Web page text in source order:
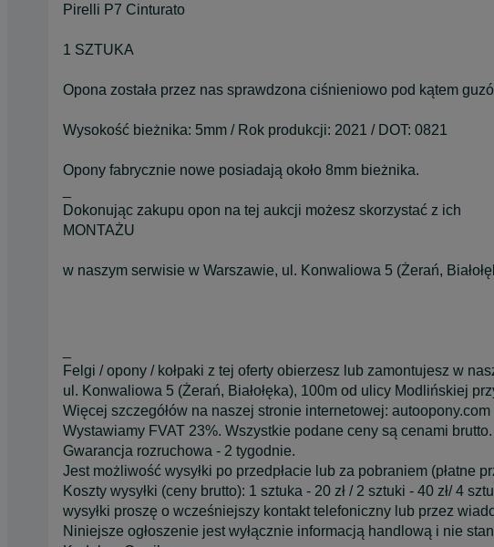
Pirelli P7 Cinturato
1 SZTUKA
Opona została przez nas sprawdzona ciśnieniowo pod kątem
Wysokość bieżnika: 5mm / Rok produkcji: 2021 / DOT: 0821
Opony fabrycznie nowe posiadają około 8mm bieżnika.
Dokonując zakupu opon na tej aukcji możesz skorzystać z ich
MONTAŻU
w naszym serwisie w Warszawie, ul. Konwaliowa 5 (Żerań,
Felgi / opony / kołpaki z tej oferty obierzesz lub zamontujesz w
ul. Konwaliowa 5 (Żerań, Białołęka), 100m od ulicy Modlińskiej
Więcej szczegółów na naszej stronie internetowej: autoopony.com
Wystawiamy FVAT 23%. Wszystkie podane ceny są cenami brutto.
Gwarancja rozruchowa - 2 tygodnie.
Jest możliwość wysyłki po przedpłacie lub za pobraniem (płatne
Koszty wysyłki (ceny brutto): 1 sztuka - 20 zł / 2 sztuki - 40 zł/ 4
wysyłki proszę o wcześniejszy kontakt telefoniczny lub przez
Niniejsze ogłoszenie jest wyłącznie informacją handlową i nie